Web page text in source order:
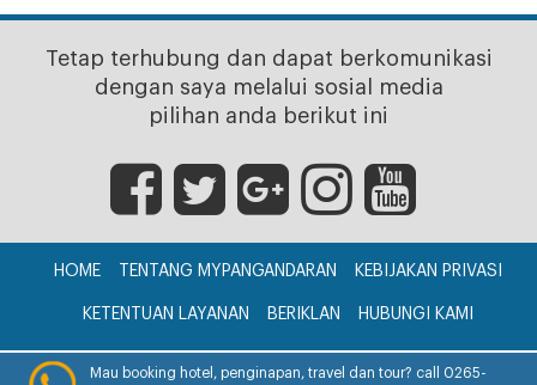
Tetap terhubung dan dapat berkomunikasi
dengan saya melalui sosial media
pilihan anda berikut ini
HOME TENTANG MYPANGANDARAN KEBIJAKAN PRIVASI
KETENTUAN LAYANAN BERIKLAN HUBUNGI KAMI
CV. myPangandaran © 2017
Mau booking hotel, penginapan, travel dan tour? call 0265-